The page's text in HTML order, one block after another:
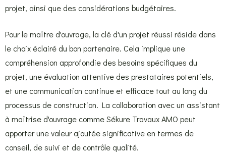
projet, ainsi que des considérations budgétaires.
Pour le maître d'ouvrage, la clé d'un projet réussi réside dans
le choix éclairé du bon partenaire. Cela implique une
compréhension approfondie des besoins spécifiques du
projet, une évaluation attentive des prestataires potentiels,
et une communication continue et efficace tout au long du
processus de construction. La collaboration avec un assistant
à maîtrise d'ouvrage comme Sékure Travaux AMO peut
apporter une valeur ajoutée significative en termes de
conseil, de suivi et de contrôle qualité.